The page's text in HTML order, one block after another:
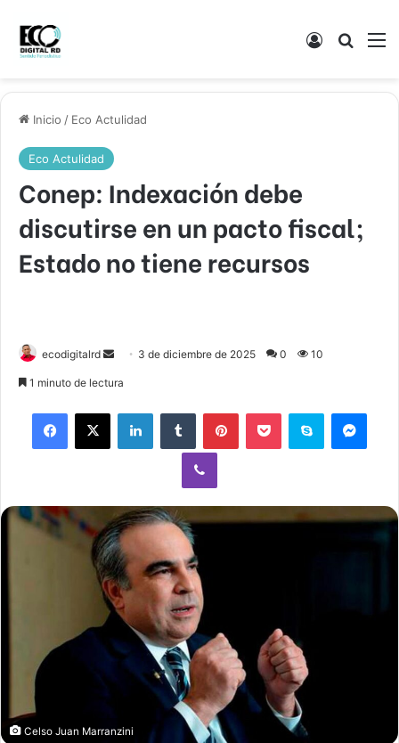
Acceso
Inicio / Eco Actulidad
Eco Actulidad
Conep: Indexación debe
discutirse en un pacto fiscal;
Estado no tiene recursos
ecodigitalrd
Send 3 de diciembre de 2025 0 10
1 minuto de lectura
Facebook
X LinkedInTumblr PinterestPocket Skype
Viber
Celso Juan Marranzini